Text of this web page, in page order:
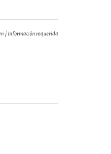
| Información requerida